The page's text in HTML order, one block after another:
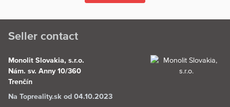
Seller contact
Monolit Slovakia, s.r.o.
Nám. sv. Anny 10/360
Trenčín
Na Topreality.sk od 04.10.2023